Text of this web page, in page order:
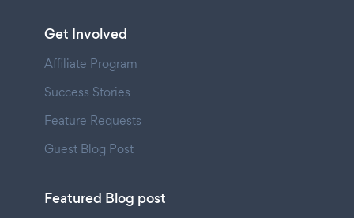
Get Involved
Affiliate Program
Success Stories
Feature Requests
Guest Blog Post
Featured Blog post